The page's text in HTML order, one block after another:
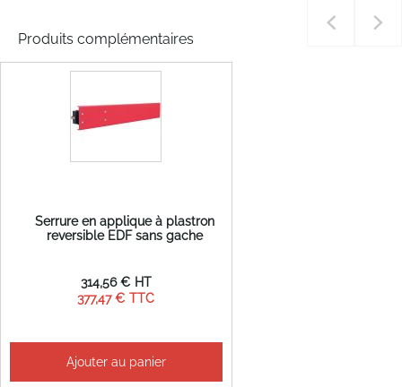
Produits complémentaires
Serrure en applique à plastron
reversible EDF sans gache
377,47 €
314,56 €
Ajouter au panier